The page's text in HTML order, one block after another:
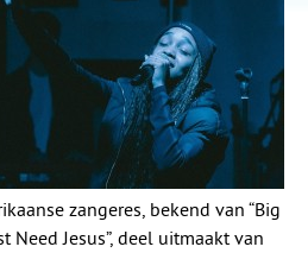
zangeres, bekend van “Big
Need Jesus”, deel uitmaakt van